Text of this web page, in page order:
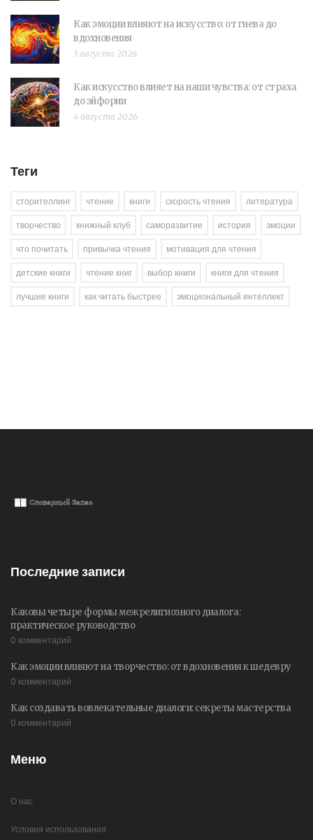
Как эмоции влияют на искусство: от гнева до
вдохновения
3 августа 2026
Как искусство влияет на наши чувства: от страха
до эйфории
4 августа 2026
Теги
сторителлинг чтение книги скорость чтения
литература
творчество
книжный клуб саморазвитие история
эмоции
что почитать
привычка чтения
мотивация для чтения
детские книги
чтение книг выбор книги
книги для чтения
лучшие книги
как читать быстрее эмоциональный интеллект
Последние записи
Каковы четыре формы межрелигиозного диалога:
практическое руководство
0 комментарий
Как эмоции влияют на творчество: от вдохновения к шедевру
0 комментарий
Как создавать вовлекательные диалоги: секреты мастерства
0 комментарий
Меню
О нас
Условия использования